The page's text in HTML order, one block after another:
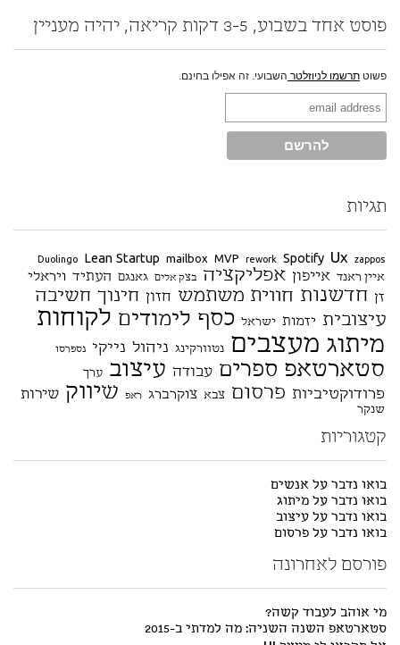
פוסט אחד בשבוע, 3-5 דקות קריאה, יהיה מעניין
פשוט תרשמו לניוזלטר השבועי. זה אפילו בחינם.
תגיות
Duolingo Lean Startup mailbox MVP rework Spotify Ux zappos
איין ראנד אייפון אפליקציה בצק אלים גאנגם העתיד ויראלי
זן חדשנות חווית משתמש חזון חינוך חשיבה
עיצובית יזמות ישראל כסף לימודים לקוחות
מיתוג מעצבים נטוורקינג ניהול נייקי נספרסו
סטארטאפ ספרים עבודה עיצוב ערך
פרודוקטיביות פרסום צבא צוקרברג ראפ שיווק שירות
שנקר
קטגוריות
בואו נדבר על אנשים
בואו נדבר על מיתוג
בואו נדבר על עיצוב
בואו נדבר על פרסום
פורסם לאחרונה
מי אוהב לעבוד קשה?
סטארטאפ השנה השניה: מה למדתי ב-2015